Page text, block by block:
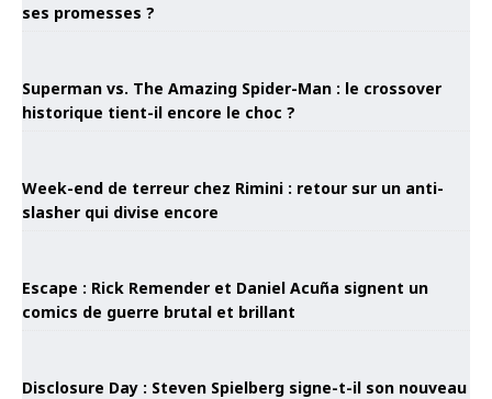
ses promesses ?
Superman vs. The Amazing Spider-Man : le crossover
historique tient-il encore le choc ?
Week-end de terreur chez Rimini : retour sur un anti-
slasher qui divise encore
Escape : Rick Remender et Daniel Acuña signent un
comics de guerre brutal et brillant
Disclosure Day : Steven Spielberg signe-t-il son nouveau